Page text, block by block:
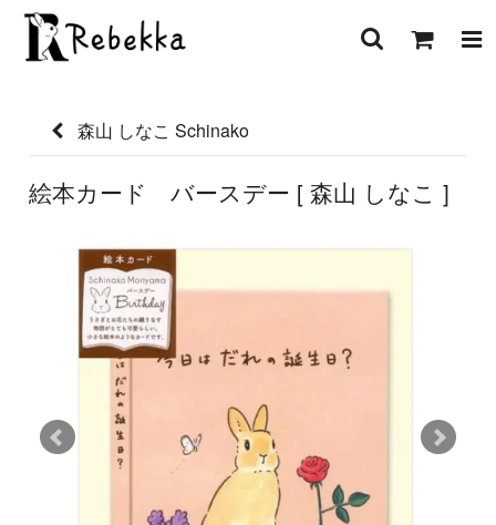
森山 しなこ Schinako
絵本カード バースデー [ 森山 しなこ ]